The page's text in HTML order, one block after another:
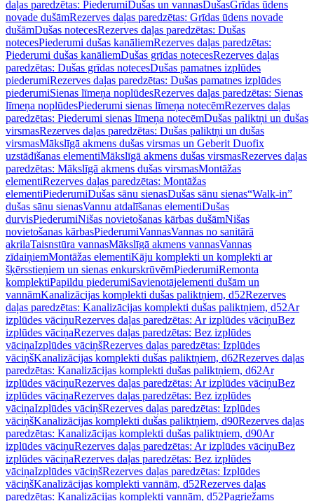
daļas paredzētas: PiederumiDušas un vannasDušasGrīdas ūdens
novade dušāmRezerves daļas paredzētas: Grīdas ūdens novade
dušāmDušas notecesRezerves daļas paredzētas: Dušas
notecesPiederumi dušas kanāliemRezerves daļas paredzētas:
Piederumi dušas kanāliemDušas grīdas notecesRezerves daļas
paredzētas: Dušas grīdas notecesDušas pamatnes izplūdes
piederumiRezerves daļas paredzētas: Dušas pamatnes izplūdes
piederumiSienas līmeņa noplūdesRezerves daļas paredzētas: Sienas
līmeņa noplūdesPiederumi sienas līmeņa notecēmRezerves daļas
paredzētas: Piederumi sienas līmeņa notecēmDušas paliktņi un dušas
virsmasRezerves daļas paredzētas: Dušas paliktņi un dušas
virsmasMākslīgā akmens dušas virsmas un Geberit Duofix
uzstādīšanas elementiMākslīgā akmens dušas virsmasRezerves daļas
paredzētas: Mākslīgā akmens dušas virsmasMontāžas
elementiRezerves daļas paredzētas: Montāžas
elementiPiederumiDušas sānu sienasDušas sānu sienas“Walk-in”
dušas sānu sienasVannu atdalīšanas elementiDušas
durvisPiederumiNišas novietošanas kārbas dušāmNišas
novietošanas kārbasPiederumiVannasVannas no sanitārā
akrilaTaisnstūra vannasMākslīgā akmens vannasVannas
zīdaiņiemMontāžas elementiKāju komplekti un komplekti ar
šķērsstieņiem un sienas enkurskrūvēmPiederumiRemonta
komplektiPapildu piederumiSavienotājelementi dušām un
vannāmKanalizācijas komplekti dušas paliktņiem, d52Rezerves
daļas paredzētas: Kanalizācijas komplekti dušas paliktņiem, d52Ar
izplūdes vāciņuRezerves daļas paredzētas: Ar izplūdes vāciņuBez
izplūdes vāciņaRezerves daļas paredzētas: Bez izplūdes
vāciņaIzplūdes vāciņšRezerves daļas paredzētas: Izplūdes
vāciņšKanalizācijas komplekti dušas paliktņiem, d62Rezerves daļas
paredzētas: Kanalizācijas komplekti dušas paliktņiem, d62Ar
izplūdes vāciņuRezerves daļas paredzētas: Ar izplūdes vāciņuBez
izplūdes vāciņaRezerves daļas paredzētas: Bez izplūdes
vāciņaIzplūdes vāciņšRezerves daļas paredzētas: Izplūdes
vāciņšKanalizācijas komplekti dušas paliktņiem, d90Rezerves daļas
paredzētas: Kanalizācijas komplekti dušas paliktņiem, d90Ar
izplūdes vāciņuRezerves daļas paredzētas: Ar izplūdes vāciņuBez
izplūdes vāciņaRezerves daļas paredzētas: Bez izplūdes
vāciņaIzplūdes vāciņšRezerves daļas paredzētas: Izplūdes
vāciņšKanalizācijas komplekti vannām, d52Rezerves daļas
paredzētas: Kanalizācijas komplekti vannām, d52Pagriežams